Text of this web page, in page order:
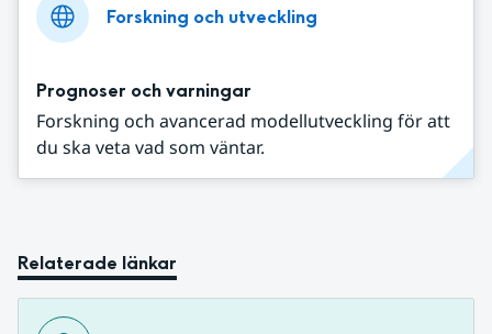
Forskning och utveckling
Prognoser och varningar
Forskning och avancerad modellutveckling för att
du ska veta vad som väntar.
Relaterade länkar